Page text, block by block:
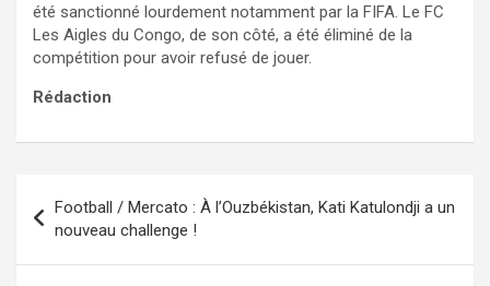
été sanctionné lourdement notamment par la FIFA. Le FC
Les Aigles du Congo, de son côté, a été éliminé de la
compétition pour avoir refusé de jouer.
Rédaction
de
l’article
Football / Mercato : À l’Ouzbékistan, Kati Katulondji a un
nouveau challenge !